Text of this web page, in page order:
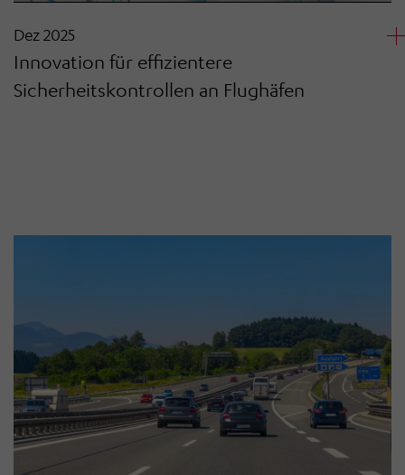
Dez 2025
Innovation für effizientere
Sicherheitskontrollen an Flughäfen